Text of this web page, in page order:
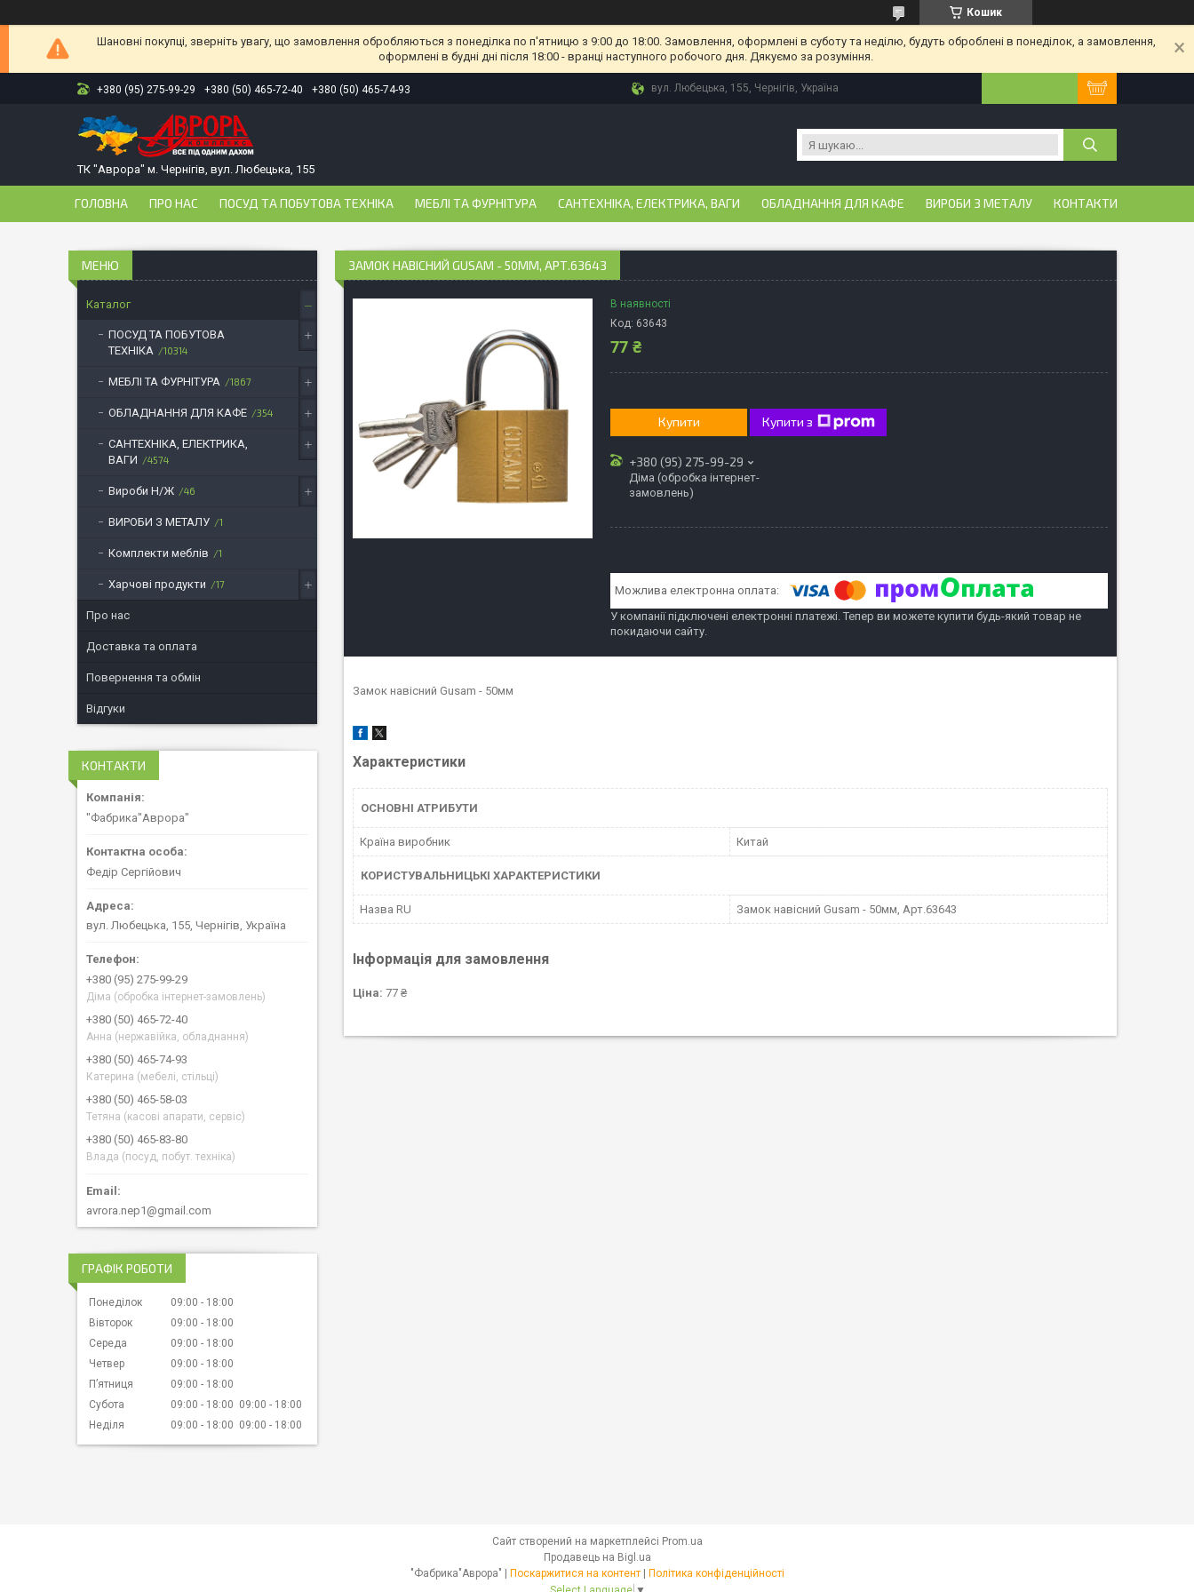
Кошик
Шановні покупці, зверніть увагу, що замовлення обробляються з понеділка по п'ятницю з 9:00 до 18:00. Замовлення, оформлені в суботу та неділю, будуть оброблені в понеділок, а замовлення,
оформлені в будні дні після 18:00 - вранці наступного робочого дня. Дякуємо за розуміння.
+380 (95) 275-99-29 +380 (50) 465-72-40 +380 (50) 465-74-93 вул. Любецька, 155, Чернігів, Україна
ТК "Аврора" м. Чернігів, вул. Любецька, 155
ГОЛОВНА ПРО НАС ПОСУД ТА ПОБУТОВА ТЕХНІКА МЕБЛІ ТА ФУРНІТУРА САНТЕХНІКА, ЕЛЕКТРИКА, ВАГИ ОБЛАДНАННЯ ДЛЯ КАФЕ ВИРОБИ З МЕТАЛУ КОНТАКТИ
ЗАМОК НАВІСНИЙ GUSAM - 50ММ, АРТ.63643
В наявності
Код: 63643
77 ₴
Купити Купити з
+380 (95) 275-99-29
Діма (обробка інтернет-
замовлень)
У компанії підключені електронні платежі. Тепер ви можете купити будь-який товар не
покидаючи сайту.
Замок навісний Gusam - 50мм
Характеристики
ОСНОВНІ АТРИБУТИ
Країна виробник Китай
КОРИСТУВАЛЬНИЦЬКІ ХАРАКТЕРИСТИКИ
Назва RU Замок навісний Gusam - 50мм, Арт.63643
Інформація для замовлення
Ціна: 77 ₴
Каталог
ПОСУД ТА ПОБУТОВА
ТЕХНІКА
10314
МЕБЛІ ТА ФУРНІТУРА 1867
ОБЛАДНАННЯ ДЛЯ КАФЕ 354
САНТЕХНІКА, ЕЛЕКТРИКА,
ВАГИ
4574
Вироби Н/Ж 46
ВИРОБИ З МЕТАЛУ 1
Комплекти меблів 1
Харчові продукти 17
Про нас
Доставка та оплата
Повернення та обмін
Відгуки
КОНТАКТИ
"Фабрика"Аврора"
Федір Сергійович
вул. Любецька, 155, Чернігів, Україна
+380 (95) 275-99-29
Діма (обробка інтернет-замовлень)
+380 (50) 465-72-40
Анна (нержавійка, обладнання)
+380 (50) 465-74-93
Катерина (мебелі, стільці)
+380 (50) 465-58-03
Тетяна (касові апарати, сервіс)
+380 (50) 465-83-80
Влада (посуд, побут. техніка)
avrora.nep1@gmail.com
ГРАФІК РОБОТИ
Понеділок 09:00
18:00
Вівторок
09:00
18:00
Середа
09:00
18:00
Четвер
09:00
18:00
Пʼятниця
09:00
18:00
Субота
09:00 18:00 09:00
18:00
Неділя
09:00 18:00 09:00 18:00
Сайт створений на маркетплейсі Prom.ua
Продавець на Bigl.ua
Поскаржитися на контент
Політика конфіденційності